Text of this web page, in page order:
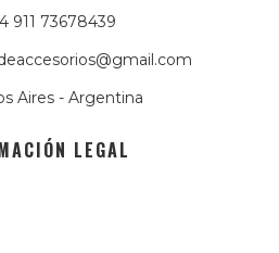
911 73678439
Aires - Argentina
LEGAL